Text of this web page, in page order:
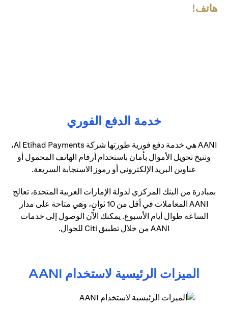
هاتف!
خدمة الدفع الفوري
AANI هي خدمة دفع فورية طورتها شركة Al Etihad Payments،
وتتيح تحويل الأموال بأمان باستخدام أرقام الهاتف المحمول أو
عناوين البريد الإلكتروني أو رموز الاستجابة السريعة.
بمبادرة من البنك المركزي لدولة الإمارات العربية المتحدة، تعالج
AANI المعاملات في أقل من 10 ثوانٍ، وهي متاحة على مدار
الساعة طوال أيام الأسبوع. يمكنك الآن الوصول إلى خدمات
AANI من خلال تطبيق Citi للجوال.
الميزات الرئيسية لاستخدام AANI